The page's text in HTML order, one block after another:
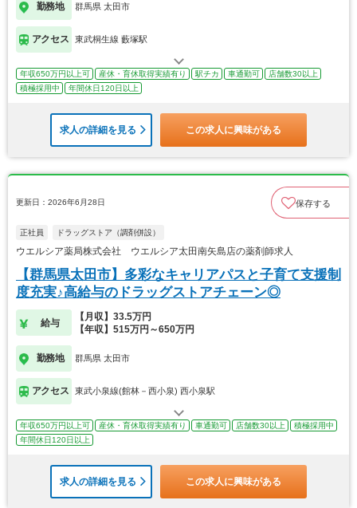
勤務地 群馬県 太田市
アクセス 東武桐生線 藪塚駅
年収650万円以上可 産休・育休取得実績有り 駅チカ 車通勤可
店舗数30以上
積極採用中
年間休日120日以上
求人の詳細を見る この求人に興味がある
更新日：2026年6月28日 保存する
正社員 ドラッグストア（調剤併設）
ウエルシア薬局株式会社 ウエルシア太田南矢島店の薬剤師求人
【群馬県太田市】多彩なキャリアパスと子育て支援制
度充実♪高給与のドラッグストアチェーン◎
給与
【月収】33.5万円
【年収】515万円～650万円
勤務地 群馬県 太田市
アクセス 東武小泉線(館林－西小泉) 西小泉駅
年収650万円以上可 産休・育休取得実績有り 車通勤可 店舗数30以上
積極採用中
年間休日120日以上
求人の詳細を見る この求人に興味がある